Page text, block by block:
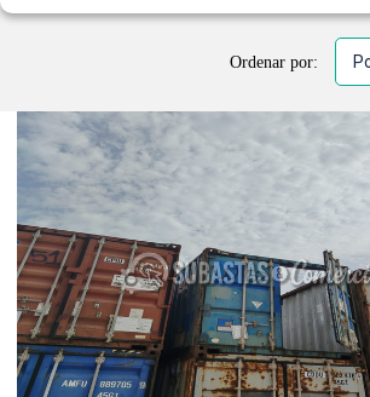
Ordenar por: